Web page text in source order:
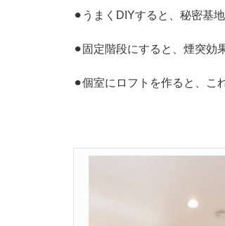
⚫︎うまくDIYすると、秘密基
⚫︎固定階段にすると、煙突効
⚫︎個室にロフトを作ると、こ